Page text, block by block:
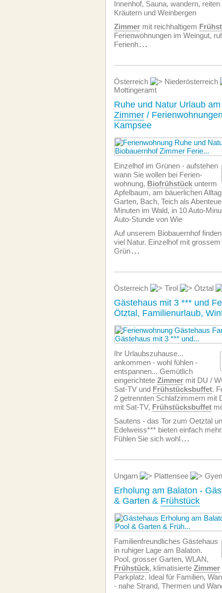
Innenhof, Sauna, wandern,
Kräutern und Weinbergen
Zimmer mit reichhaltigem
Ferien­wohnungen im Weingut,
Ferienh...
Österreich
Niederösterreich
Mottingeramt
Ruhe und Natur Urlaub
Zimmer /
Kampsee
Einzelhof im Grünen - aufstehen
wann Sie wollen bei Ferien­
wohnung, Biofrühstück unterm
Apfelbaum, am bäuerlichen
Garten, Bach, Teich als
Minuten im Wald, in 10 Auto-
Auto-Stunde von Wie
Auf unserem Biobauernhof
viel Natur. Einzelhof mit
Grün...
Österreich Tirol Ötztal
Gästehaus mit 3 *** und
Ötztal, Familienurlaub,
Ihr Urlaubszuhause...
ankommen - wohl fühlen -
entspannen... Gemütlich
eingerichtete Zimmer mit DU /
Sat-TV und Frühstücksbuffet.
2 getrennten Schlafzimmern mit
mit Sat-TV, Frühstücksbuffet
Sautens - das Tor zum Oetztal
Edelweiss*** bieten einfach
Fühlen Sie sich wohl...
Ungarn Plattensee
Erholung am Balaton -
& Garten & Frühstück
Familien­freundliches Gästehaus
in ruhiger Lage am Balaton.
Pool, grosser Garten, WLAN,
Frühstück, klimatisierte Zimmer
Parkplatz. Ideal für Familien,
- nahe Strand, Thermen und